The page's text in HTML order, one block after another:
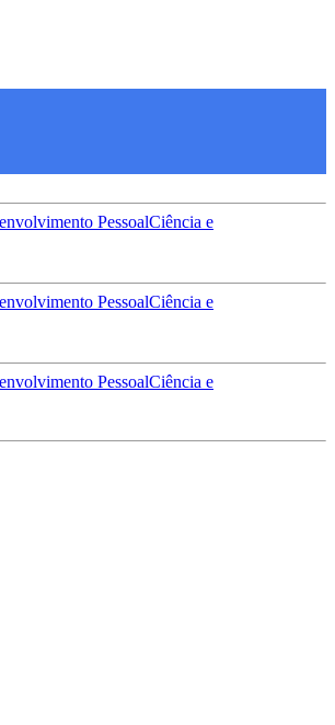
PessoalCiência e
PessoalCiência e
PessoalCiência e